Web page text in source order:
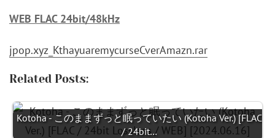
WEB FLAC 24bit/48kHz
jpop.xyz_KthayuaremycurseCverAmazn.rar
Related Posts:
Kotoha - このままずっと眠っていたい (Kotoha Ver.) [FLAC
/ 24bit…